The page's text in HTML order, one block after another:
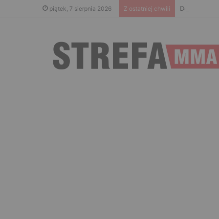
piątek, 7 sierpnia 2026 Z ostatniej chwili Don Kasjo